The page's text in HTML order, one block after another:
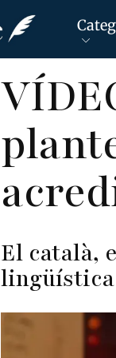
El català,
lingüística